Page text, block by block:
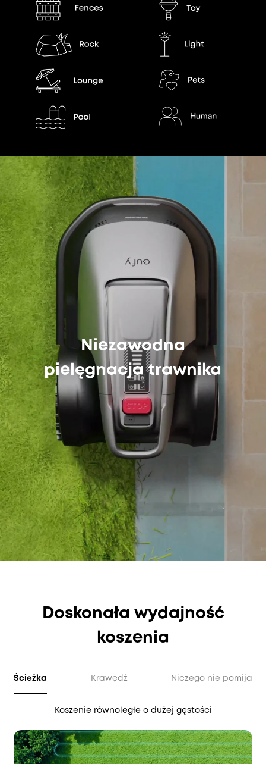
Niezawodna
pielęgnacja trawnika
Doskonała wydajność
koszenia
Ścieżka Krawędź Niczego nie pomija
Koszenie równoległe o dużej gęstości